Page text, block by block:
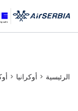
الرئيسية أوكرانيا